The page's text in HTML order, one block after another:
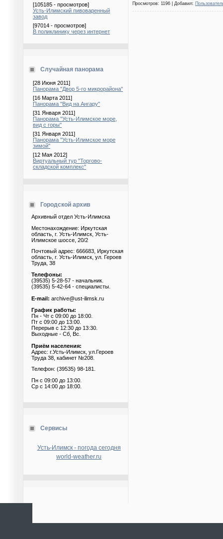
[105185 - просмотров]
Усть-Илимский пивоваренный
завод
[97014 - просмотров]
В поликлинику через интернет
Случайная панорама
[28 Июня 2011]
Панорама "Двор 5-го микрорайона"
[16 Марта 2011]
Панорама "Вид на Ангару"
[31 Января 2011]
Панорама "Усть-Илимское море,
вид с горы"
[31 Января 2011]
Панорама "Усть-Илимское море
зимой"
[12 Мая 2012]
Виртуальный тур "Торгово-
складской комплекс"
Городской архив
Архивный отдел Усть-Илимска
Местонахождение: Иркутская
область, г. Усть-Илимск, Усть-
Илимское шоссе, 20/2
Почтовый адрес: 666683, Иркутская
область, г. Усть-Илимск, ул. Героев
Труда, 38
Телефоны:
(39535) 5-28-57 - начальник.
(39535) 5-42-64 - специалисты.
E-mail: archive@ust-ilimsk.ru
График работы:
Пн - Чт с 09:00 до 18:00.
Пт с 09:00 до 13:00.
Перерыв с 12:30 до 13:30.
Выходные - Сб, Вс.
Приём населения:
Адрес: г.Усть-Илимск, ул.Героев
Труда 38, кабинет №208.
Телефон: (39535) 98-181.
Пн с 09:00 до 13:00.
Ср с 14:00 до 18:00.
Сервисы
Усть-Илимск - погода сегодня
world-weather.ru
Просмотров: 1196 | Добавил: